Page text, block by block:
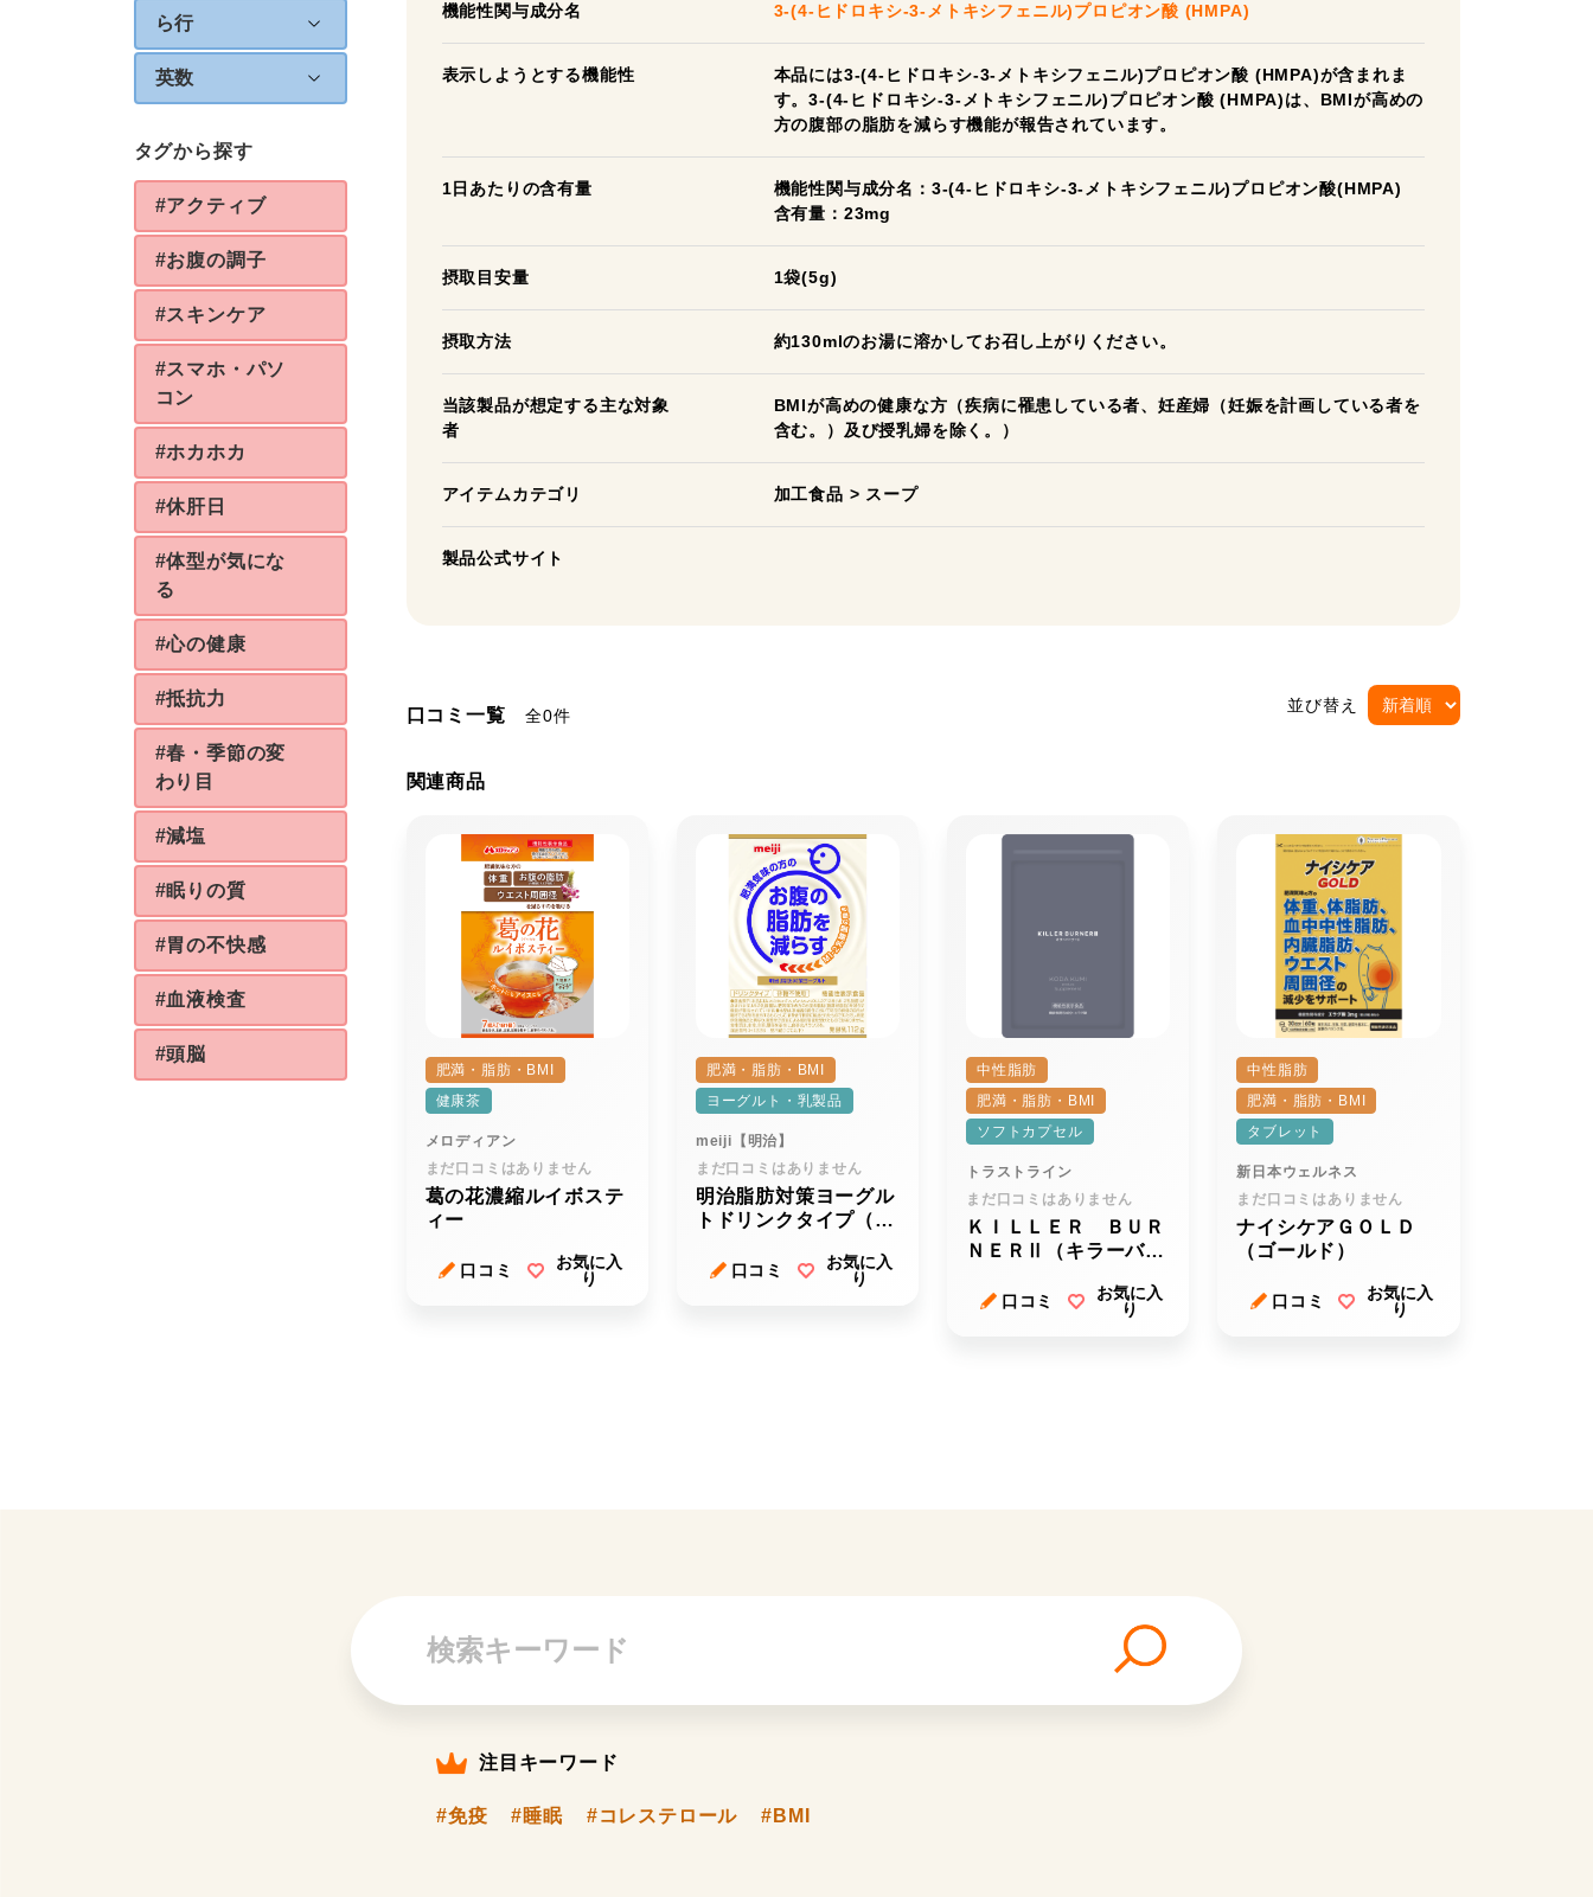
ら行
英数
タグから探す
#アクティブ
#お腹の調子
#スキンケア
#スマホ・パソ
コン
#ホカホカ
#休肝日
#体型が気にな
る
#心の健康
#抵抗力
#春・季節の変
わり目
#減塩
#眠りの質
#胃の不快感
#血液検査
#頭脳
機能性関与成分名 3-(4-ヒドロキシ-3-メトキシフェニル)プロピオン酸 (HMPA)
表示しようとする機能性
本品には3-(4-ヒドロキシ-3-メトキシフェニル)プロピオン酸 (HMPA)が含まれま
す。3-(4-ヒドロキシ-3-メトキシフェニル)プロピオン酸 (HMPA)は、BMIが高めの
方の腹部の脂肪を減らす機能が報告されています。
1日あたりの含有量
機能性関与成分名：3-(4-ヒドロキシ-3-メトキシフェニル)プロピオン酸(HMPA)
含有量：23mg
摂取目安量 1袋(5g)
摂取方法 約130mlのお湯に溶かしてお召し上がりください。
当該製品が想定する主な対象
者
BMIが高めの健康な方（疾病に罹患している者、妊産婦（妊娠を計画している者を
含む。）及び授乳婦を除く。）
アイテムカテゴリ 加工食品 > スープ
製品公式サイト
口コミ一覧 全0件
並び替え
関連商品
肥満・脂肪・BMI
健康茶
メロディアン
まだ口コミはありません
葛の花濃縮ルイボステ
ィー
口コミ
お気に入
り
肥満・脂肪・BMI
ヨーグルト・乳製品
meiji【明治】
まだ口コミはありません
明治脂肪対策ヨーグル
トドリンクタイプ（１
口コミ
お気に入
り
中性脂肪
肥満・脂肪・BMI
ソフトカプセル
トラストライン
まだ口コミはありません
ＫＩＬＬＥＲ ＢＵＲ
ＮＥＲⅡ（キラーバー
口コミ
お気に入
り
中性脂肪
肥満・脂肪・BMI
タブレット
新日本ウェルネス
まだ口コミはありません
ナイシケアＧＯＬＤ
（ゴールド）
口コミ
お気に入
り
注目キーワード
#免疫 #睡眠 #コレステロール #BMI